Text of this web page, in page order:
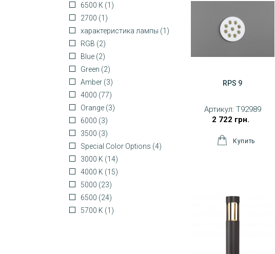
6500 К (1)
2700 (1)
характеристика лампы (1)
RGB (2)
Blue (2)
Green (2)
Amber (3)
4000 (77)
Orange (3)
6000 (3)
3500 (3)
Special Color Options (4)
3000 K (14)
4000 K (15)
5000 (23)
6500 (24)
5700 K (1)
RPS 9
Артикул: T92989
2 722 грн.